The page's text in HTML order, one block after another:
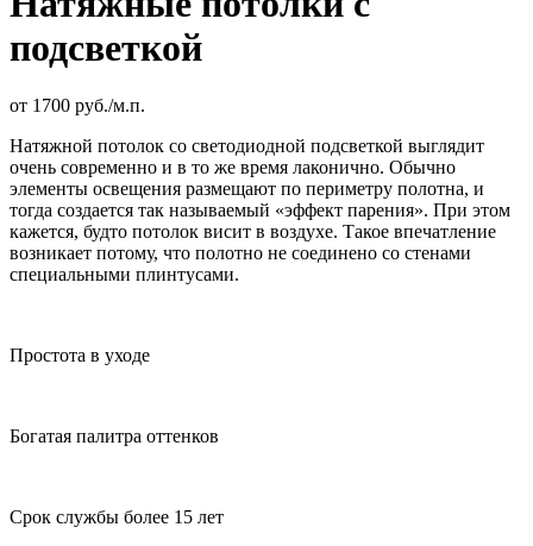
подсветкой
от 1700 руб./м.п.
Натяжной потолок со светодиодной подсветкой выглядит
очень современно и в то же время лаконично. Обычно
элементы освещения размещают по периметру полотна, и
тогда создается так называемый «эффект парения». При этом
кажется, будто потолок висит в воздухе. Такое впечатление
возникает потому, что полотно не соединено со стенами
специальными плинтусами.
Простота в уходе
Богатая палитра оттенков
Срок службы более 15 лет